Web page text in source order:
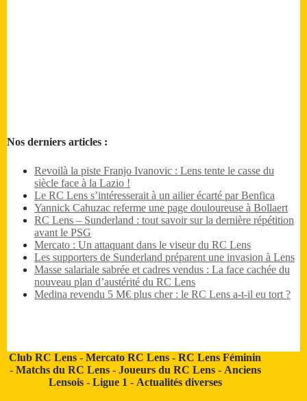
Nos derniers articles :
Revoilà la piste Franjo Ivanovic : Lens tente le casse du
siècle face à la Lazio !
Le RC Lens s’intéresserait à un ailier écarté par Benfica
Yannick Cahuzac referme une page douloureuse à Bollaert
RC Lens – Sunderland : tout savoir sur la dernière répétition
avant le PSG
Mercato : Un attaquant dans le viseur du RC Lens
Les supporters de Sunderland préparent une invasion à Lens
Masse salariale sabrée et cadres vendus : La face cachée du
nouveau plan d’austérité du RC Lens
Medina revendu 5 M€ plus cher : le RC Lens a-t-il eu tort ?
Club RC Lens -Mercato RC Lens -RC Lens Féminin
- Matchs du RC Lens- Joueurs du RC Lens- Anciens
Lensois- Ligue 1 - Actualités diverses